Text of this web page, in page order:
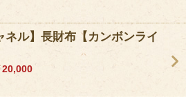
ネル】長財布【カンボンライ
20,000